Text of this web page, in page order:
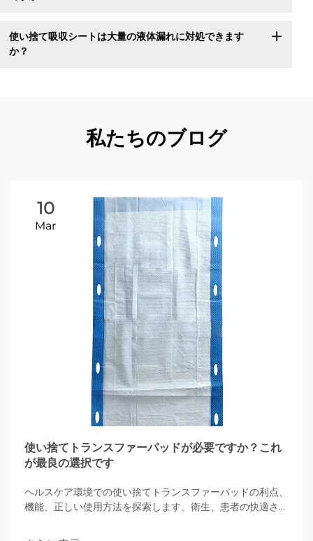
使い捨て吸収シートは大量の液体漏れに対処できます
か？
私たちのブログ
10
Mar
使い捨てトランスファーパッドが必要ですか？これ
が最良の選択です
ヘルスケア環境での使い捨てトランスファーパッドの利点、
機能、正しい使用方法を探索します。衛生、患者の快適さ、